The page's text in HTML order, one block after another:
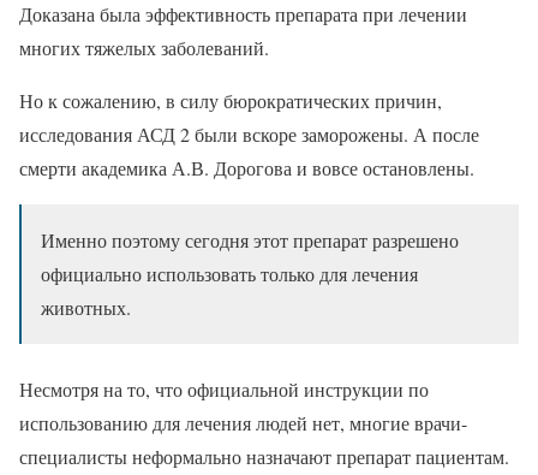
Доказана была эффективность препарата при лечении
многих тяжелых заболеваний.
Но к сожалению, в силу бюрократических причин,
исследования АСД 2 были вскоре заморожены. А после
смерти академика А.В. Дорогова и вовсе остановлены.
Именно поэтому сегодня этот препарат разрешено
официально использовать только для лечения
животных.
Несмотря на то, что официальной инструкции по
использованию для лечения людей нет, многие врачи-
специалисты неформально назначают препарат пациентам.